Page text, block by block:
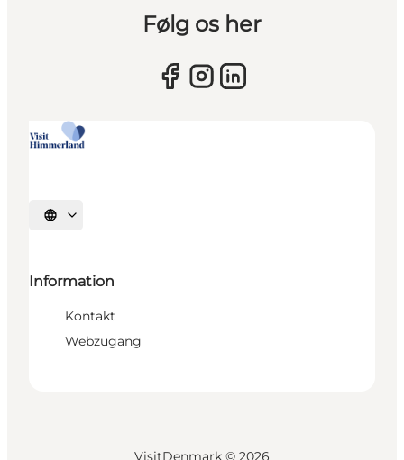
Følg os her
Sprache auswählen
Information
Kontakt
Webzugang
VisitDenmark © 2026